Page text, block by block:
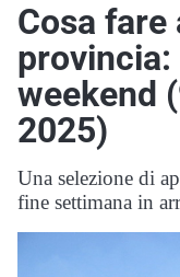
Cosa fare
weekend
2025)
Una selezione di
fine settimana in